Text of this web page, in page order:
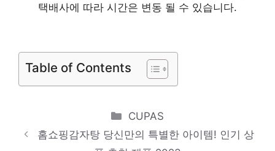
버 편안함을 찾는 당신을 위해 인기 상품 추
LG전자오브제컬렉션DUBJES 일상에 특별함
을 더하는 제품 인기 상품 추천 제품 2023
나보세요! 인기 상품 추천 제품 2023
택배사에 따라 시간은 변동 될 수 있습니다.
Table of Contents
Categories
CUPAS
홈쇼핑감자탕 당신만의 특별한 아이템! 인기 상